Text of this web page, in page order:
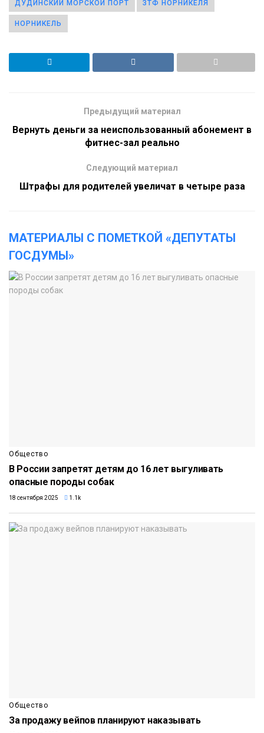
ДУДИНСКИЙ МОРСКОЙ ПОРТ ЗТФ НОРНИКЕЛЯ
НОРНИКЕЛЬ
Предыдущий материал
Вернуть деньги за неиспользованный абонемент в
фитнес-зал реально
Следующий материал
Штрафы для родителей увеличат в четыре раза
МАТЕРИАЛЫ С ПОМЕТКОЙ «ДЕПУТАТЫ
ГОСДУМЫ»
Общество
В России запретят детям до 16 лет выгуливать
опасные породы собак
18 сентября 2025 1.1k
Общество
За продажу вейпов планируют наказывать